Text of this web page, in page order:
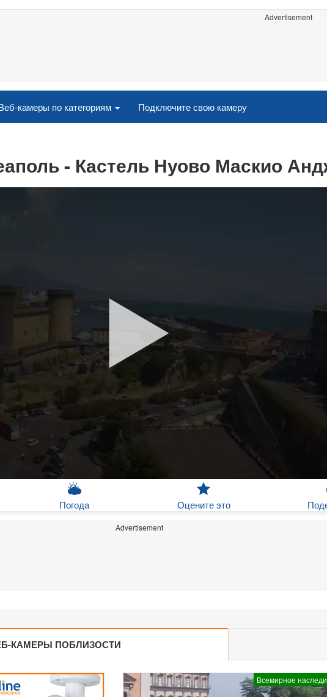
Advertisement
камеры по категориям Подключите свою камеру
- Кастель Нуово Маскио
Погода Оцените это
Advertisement
КАМЕРЫ ПОБЛИЗОСТИ
Всемирное